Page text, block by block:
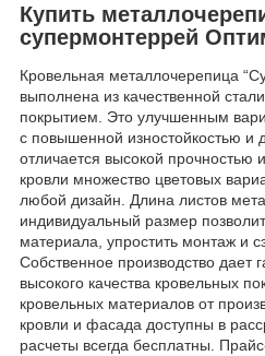
Купить
супермонтеррей
Кровельная металлочерепица
выполнена из качественной
покрытием. Это улучшенным
с повышенной изностойкостью и
отличается высокой прочностью
кровли множество цветовых
любой дизайн. Длина листов
индивидуальный размер
материала, упростить монтаж и
Собственное производство дает
высокого качества кровельных
кровельных материалов от
кровли и фасада доступны в
расчеты всегда бесплатны.